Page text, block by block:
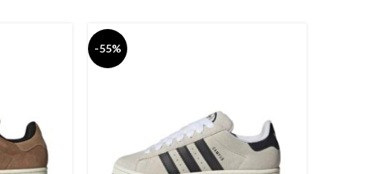
-55%